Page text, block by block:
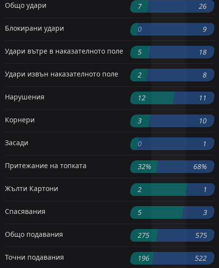
Общо удари 7 26
Блокирани удари 0 9
Удари вътре в наказателното поле 5 18
Удари извън наказателното поле 2 8
Нарушения 12 11
Корнери 3 10
Засади 0 1
Притежание на топката 32% 68%
Жълти Картони 2 1
Спасявания 5 3
Общо подавания 275 575
Точни подавания 196 522